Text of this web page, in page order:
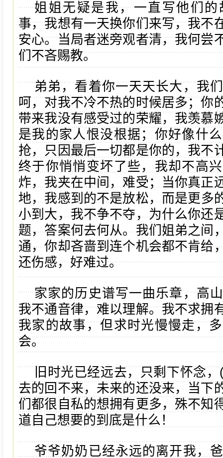
姐姐无疑是我，一直写他们
事，我想有一天换你们来写，我不
安心。当局者迷旁观者清，我何尝
们不吝赐教。
弟弟，看着你一天天长大，我
呵，对我不冷不热的时候居多；你
带来我没有感受过的荣耀，我羡慕
是我的家人恨没根据；你好像什
抢，只因最后一切都是你的，我不
终于你悄悄变坏了些，我却不高
炸，我夹在中间，难受；当你真正
地，我感到的不是放松，而是更
小到大，我不争不夺，为什么你还
题，答案何去何从。我们姐弟之间
通，你却吝啬到连个机会都不肯给
还伤感，好难过。
家家的历史谱写一曲乐章，高
我不通音律，难以理解。我不求拥
我家的故事，但求时光慢慢走，
会。
旧时光已经远去，只剩下怀念
去的回不来，未来的还没来，当下
们都很自私的想拥有更多，殊不知
道自己想要的到底是什么！
爷爷奶奶已经永远的离开我，